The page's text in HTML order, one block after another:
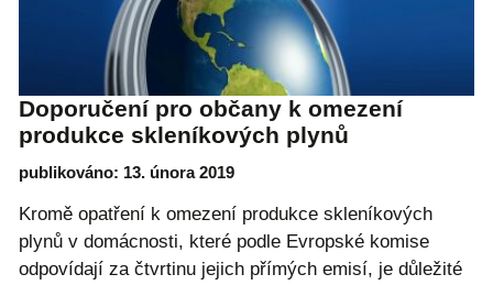
Doporučení pro občany k omezení
produkce skleníkových plynů
publikováno: 13. února 2019
Kromě opatření k omezení produkce skleníkových
plynů v domácnosti, které podle Evropské komise
odpovídají za čtvrtinu jejich přímých emisí, je důležité